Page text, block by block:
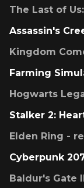
The Last of
Assassin's
Kingdom
Farming
Hogwarts
Stalker 2:
Elden Ring -
Cyberpunk
Baldur's Gate